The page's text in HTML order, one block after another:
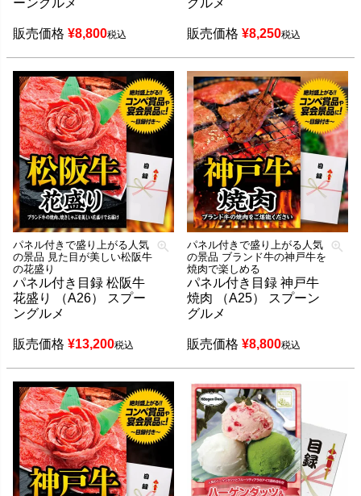
販売価格 ¥8,800税込 販売価格 ¥8,250税込
パネル付きで盛り上がる人気
の景品 見た目が美しい松阪牛
の花盛り
パネル付き目録 松阪牛
花盛り （A26） スプー
ングルメ
販売価格 ¥13,200税込
パネル付きで盛り上がる人気
の景品 ブランド牛の神戸牛を
焼肉で楽しめる
パネル付き目録 神戸牛
焼肉 （A25） スプーン
グルメ
販売価格 ¥8,800税込